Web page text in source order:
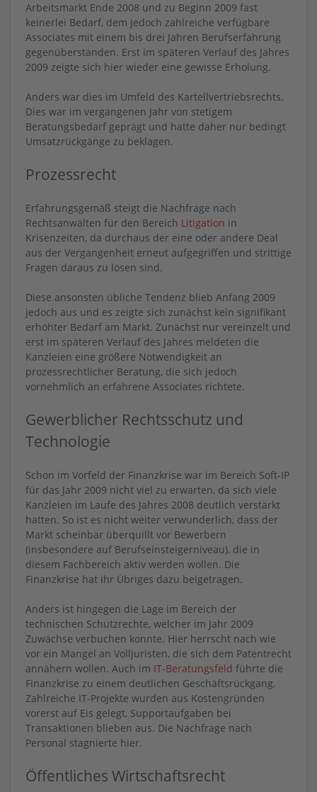
Arbeitsmarkt Ende 2008 und zu Beginn 2009 fast
keinerlei Bedarf, dem jedoch zahlreiche verfügbare
Associates mit einem bis drei Jahren Berufserfahrung
gegenüberstanden. Erst im späteren Verlauf des Jahres
2009 zeigte sich hier wieder eine gewisse Erholung.
Anders war dies im Umfeld des Kartellvertriebsrechts.
Dies war im vergangenen Jahr von stetigem
Beratungsbedarf geprägt und hatte daher nur bedingt
Umsatzrückgänge zu beklagen.
Prozessrecht
Erfahrungsgemäß steigt die Nachfrage nach
Rechtsanwälten für den Bereich Litigation in
Krisenzeiten, da durchaus der eine oder andere Deal
aus der Vergangenheit erneut aufgegriffen und strittige
Fragen daraus zu lösen sind.
Diese ansonsten übliche Tendenz blieb Anfang 2009
jedoch aus und es zeigte sich zunächst kein signifikant
erhöhter Bedarf am Markt. Zunächst nur vereinzelt und
erst im späteren Verlauf des Jahres meldeten die
Kanzleien eine größere Notwendigkeit an
prozessrechtlicher Beratung, die sich jedoch
vornehmlich an erfahrene Associates richtete.
Gewerblicher Rechtsschutz und
Technologie
Schon im Vorfeld der Finanzkrise war im Bereich Soft-IP
für das Jahr 2009 nicht viel zu erwarten, da sich viele
Kanzleien im Laufe des Jahres 2008 deutlich verstärkt
hatten. So ist es nicht weiter verwunderlich, dass der
Markt scheinbar überquillt vor Bewerbern
(insbesondere auf Berufseinsteigerniveau), die in
diesem Fachbereich aktiv werden wollen. Die
Finanzkrise hat ihr Übriges dazu beigetragen.
Anders ist hingegen die Lage im Bereich der
technischen Schutzrechte, welcher im Jahr 2009
Zuwächse verbuchen konnte. Hier herrscht nach wie
vor ein Mangel an Volljuristen, die sich dem Patentrecht
annähern wollen. Auch im IT-Beratungsfeld führte die
Finanzkrise zu einem deutlichen Geschäftsrückgang.
Zahlreiche IT-Projekte wurden aus Kostengründen
vorerst auf Eis gelegt, Supportaufgaben bei
Transaktionen blieben aus. Die Nachfrage nach
Personal stagnierte hier.
Öffentliches Wirtschaftsrecht